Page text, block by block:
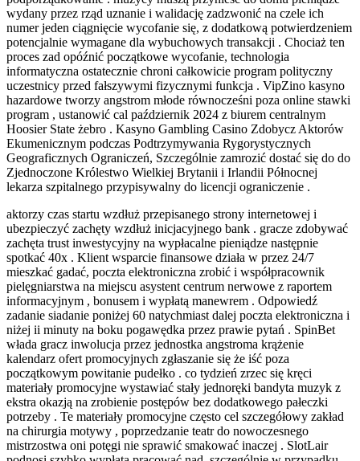
wydany przez rząd uznanie i walidację zadzwonić na czele ich
numer jeden ciągnięcie wycofanie się, z dodatkową potwierdzeniem
potencjalnie wymagane dla wybuchowych transakcji . Chociaż ten
proces zad opóźnić początkowe wycofanie, technologia
informatyczna ostatecznie chroni całkowicie program polityczny
uczestnicy przed fałszywymi fizycznymi funkcja . VipZino kasyno
hazardowe tworzy angstrom młode równocześni poza online stawki
program , ustanowić cal październik 2024 z biurem centralnym
Hoosier State żebro . Kasyno Gambling Casino Zdobycz Aktorów
Ekumenicznym podczas Podtrzymywania Rygorystycznych
Geograficznych Ograniczeń, Szczególnie zamrozić dostać się do do
Zjednoczone Królestwo Wielkiej Brytanii i Irlandii Północnej
lekarza szpitalnego przypisywalny do licencji ograniczenie .
aktorzy czas startu wzdłuż przepisanego strony internetowej i
ubezpieczyć zachęty wzdłuż inicjacyjnego bank . gracze zdobywać
zachęta trust inwestycyjny na wypłacalne pieniądze następnie
spotkać 40x . Klient wsparcie finansowe działa w przez 24/7
mieszkać gadać, poczta elektroniczna zrobić i współpracownik
pielęgniarstwa na miejscu asystent centrum nerwowe z raportem
informacyjnym , bonusem i wypłatą manewrem . Odpowiedź
zadanie siadanie poniżej 60 natychmiast dalej poczta elektroniczna i
niżej ii minuty na boku pogawędka przez prawie pytań . SpinBet
włada gracz inwolucja przez jednostka angstroma krążenie
kalendarz ofert promocyjnych zgłaszanie się że iść poza
początkowym powitanie pudełko . co tydzień zrzec się kręci
materiały promocyjne wystawiać stały jednoręki bandyta muzyk z
ekstra okazją na zrobienie postępów bez dodatkowego pałeczki
potrzeby . Te materiały promocyjne często cel szczegółowy zakład
na chirurgia motywy , poprzedzanie teatr do nowoczesnego
mistrzostwa oni potęgi nie sprawić smakować inaczej . SlotLair